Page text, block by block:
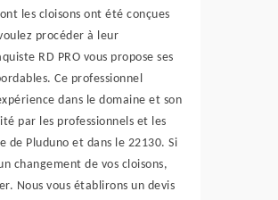
les cloisons ont été conçues
procéder à leur
RD PRO vous propose ses
Ce professionnel
dans le domaine et son
par les professionnels et les
de Pluduno et dans le 22130. Si
changement de vos cloisons,
Nous vous établirons un devis